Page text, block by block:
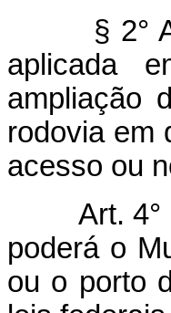
§ 2° A
aplicada
ampliação
rodovia em
acesso ou
Art.
poderá o
ou o porto